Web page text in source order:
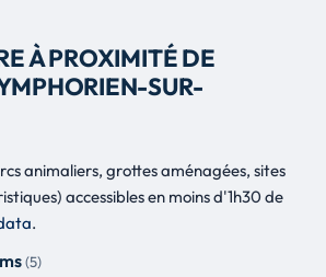
À PROXIMITÉ DE
SUR-
animaliers, grottes aménagées, sites
accessibles en moins d'1h30 de
.
(5)